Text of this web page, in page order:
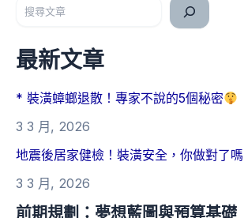
最新文章
* 裝潢蟑螂退散！專家不說的5個秘密
3 3 月, 2026
地震後居家健檢！裝潢安全，你做對了嗎
3 3 月, 2026
前期規劃：夢想藍圖與預算基礎